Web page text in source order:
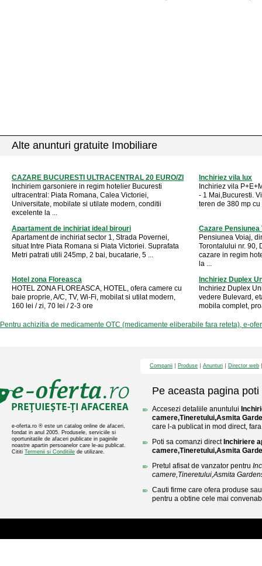
Alte anunturi gratuite Imobiliare
CAZARE BUCURESTI ULTRACENTRAL 20 EURO/ZI
Inchiriem garsoniere in regim hotelier Bucuresti
ultracentral: Piata Romana, Calea Victoriei,
Universitate, mobilate si utilate modern, conditii
excelente la ...
Inchiriez vila lux
Inchiriez vila
- 1 Mai,Bucuresti.
teren de 380 mp
Apartament de inchiriat ideal birouri
Apartament de inchiriat sector 1, Strada Povernei,
situat Intre Piata Romana si Piata Victoriei. Suprafata
Metri patrati utili 245mp, 2 bai, bucatarie, 5 ...
Cazare Pensiunea
Pensiunea Voiaj,
Torontalului nr. 90,
cazare in regim
la ...
Hotel zona Floreasca
HOTEL ZONA FLOREASCA, HOTEL, ofera camere cu
baie proprie, A/C, TV, Wi-Fi, mobilat si utilat modern,
160 lei / zi, 70 lei / 2-3 ore
Inchiriez Duplex
Inchiriez Duplex
vedere Bulevard,
mobila complet,
Pentru achizitia de medicamente OTC (medicamente eliberabile fara reteta), e-
e-oferta.ro ® este un catalog online de afaceri,
fondat in anul 2005. Produsele, serviciile si
oportunitatile de afaceri publicate in paginile
noastre apartin persoanelor care le-au publicat.
Cititi Termenii si Conditiile de utilizare.
Companii Produse Anunturi Director web
Pe aceasta pagina poti
Accesezi detaliile anuntului
camere,Tineretului,Asmita
care l-a publicat in mod direct,
Poti sa comanzi direct Inchiriere
camere,Tineretului,Asmita
Pretul afisat de vanzator pentru
camere,Tineretului,Asmita
Cauti firme care ofera produse
pentru a obtine cele mai